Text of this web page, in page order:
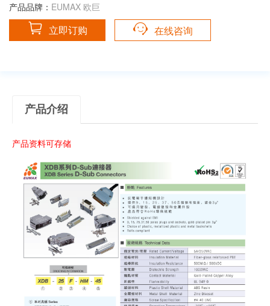
产品品牌： EUMAX 欧巨
立即订购 在线咨询
产品介绍
产品资料可存储